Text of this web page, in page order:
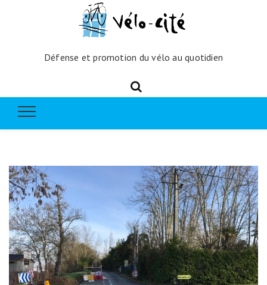
Défense et promotion du vélo au quotidien